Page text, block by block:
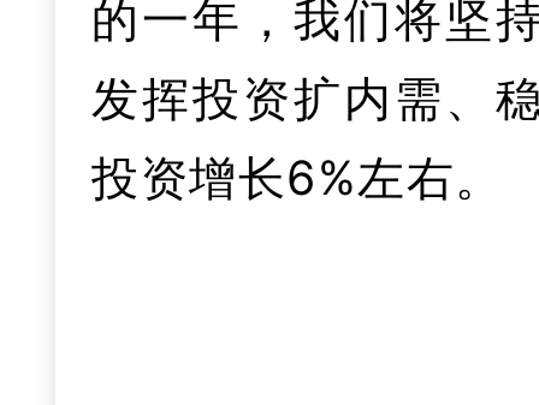
总之，我们将在
稳增长、扩投资、
展望2026年，
融合化发展方向，
五年获全省保障农
庭长负责制”“文化+
调”格局基本形成。
费。衔接全国、全
电等迭代性消费品
四是中医药传承
力，成功创建省级
老中医专家传承工
放心消费环境，
86件，按时初查率
费”铁拳行动，查
的一年，我们将坚
发挥投资扩内需、
投资增长6%左右。